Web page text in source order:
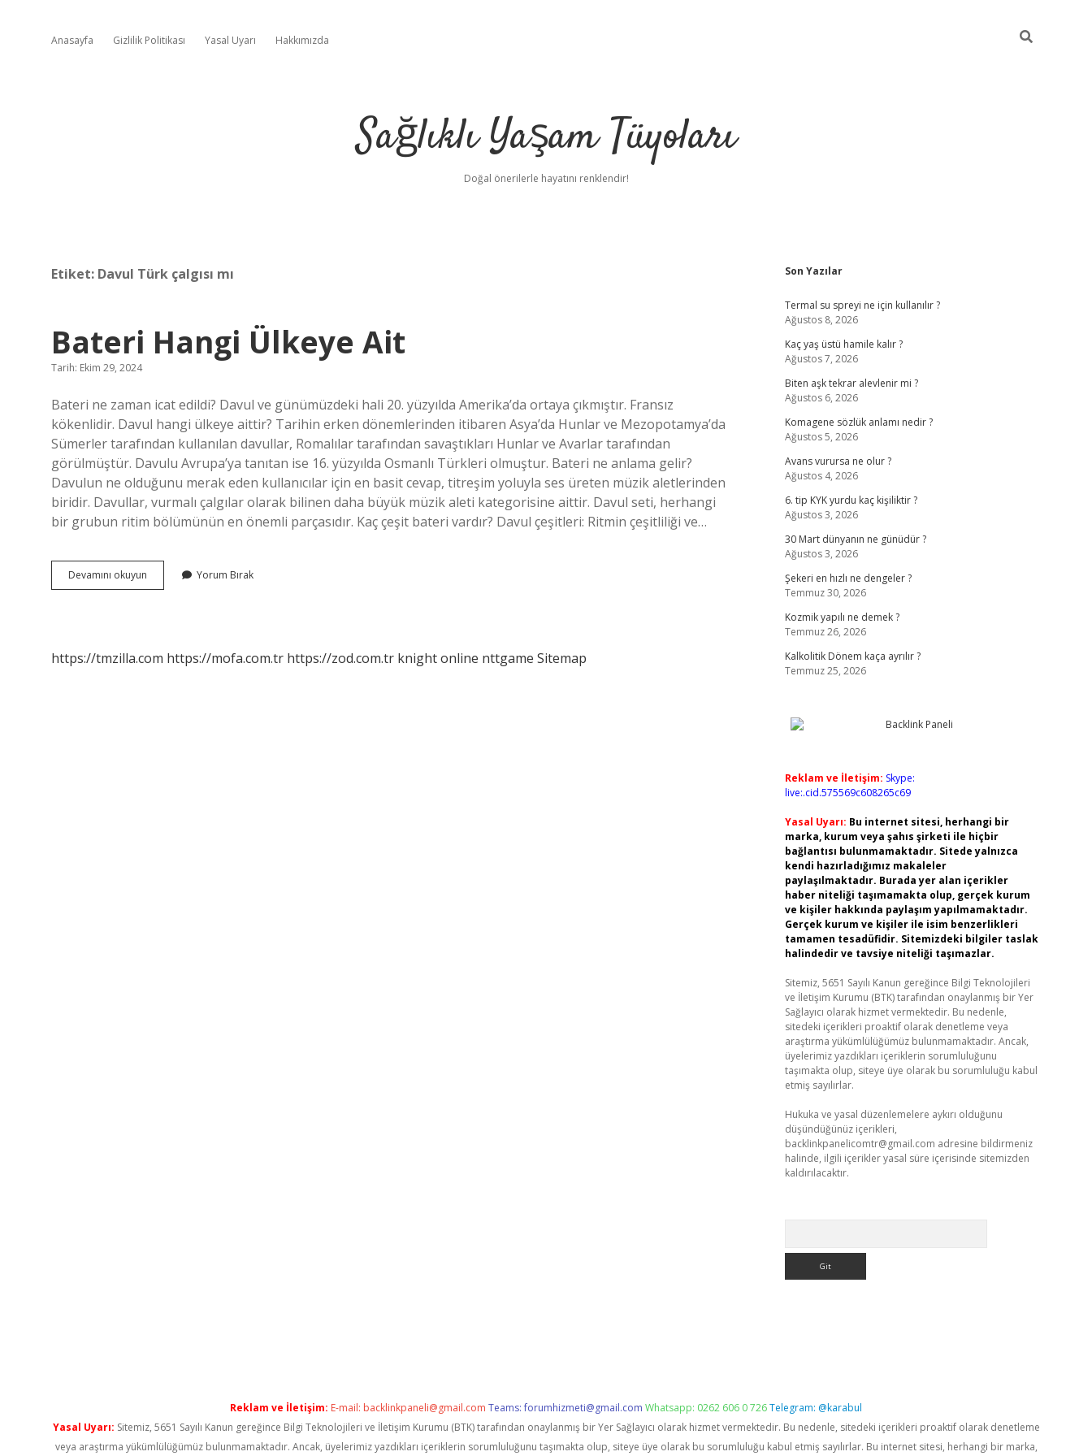
Anasayfa Gizlilik Politikası Yasal Uyarı Hakkımızda
Sağlıklı Yaşam Tüyoları
Doğal önerilerle hayatını renklendir!
Etiket: Davul Türk çalgısı mı
Bateri Hangi Ülkeye Ait
Tarih: Ekim 29, 2024
Bateri ne zaman icat edildi? Davul ve günümüzdeki hali 20. yüzyılda Amerika’da ortaya çıkmıştır. Fransız
kökenlidir. Davul hangi ülkeye aittir? Tarihin erken dönemlerinden itibaren Asya’da Hunlar ve Mezopotamya’da
Sümerler tarafından kullanılan davullar, Romalılar tarafından savaştıkları Hunlar ve Avarlar tarafından
görülmüştür. Davulu Avrupa’ya tanıtan ise 16. yüzyılda Osmanlı Türkleri olmuştur. Bateri ne anlama gelir?
Davulun ne olduğunu merak eden kullanıcılar için en basit cevap, titreşim yoluyla ses üreten müzik aletlerinden
biridir. Davullar, vurmalı çalgılar olarak bilinen daha büyük müzik aleti kategorisine aittir. Davul seti, herhangi
bir grubun ritim bölümünün en önemli parçasıdır. Kaç çeşit bateri vardır? Davul çeşitleri: Ritmin çeşitliliği ve…
Devamını okuyun
Hangi
Yorum Bırak
https://tmzilla.com https://mofa.com.tr https://zod.com.tr knight online nttgame Sitemap
Sidebar
Son Yazılar
Termal su spreyi ne için kullanılır ?
Ağustos 8, 2026
Kaç yaş üstü hamile kalır ?
Ağustos 7, 2026
Biten aşk tekrar alevlenir mi ?
Ağustos 6, 2026
Komagene sözlük anlamı nedir ?
Ağustos 5, 2026
Avans vurursa ne olur ?
Ağustos 4, 2026
6. tip KYK yurdu kaç kişiliktir ?
Ağustos 3, 2026
30 Mart dünyanın ne günüdür ?
Ağustos 3, 2026
Şekeri en hızlı ne dengeler ?
Temmuz 30, 2026
Kozmik yapılı ne demek ?
Temmuz 26, 2026
Kalkolitik Dönem kaça ayrılır ?
Temmuz 25, 2026
Reklam ve İletişim: Skype:
live:.cid.575569c608265c69
Yasal Uyarı: Bu internet sitesi, herhangi bir
marka, kurum veya şahıs şirketi ile hiçbir
bağlantısı bulunmamaktadır. Sitede yalnızca
kendi hazırladığımız makaleler
paylaşılmaktadır. Burada yer alan içerikler
haber niteliği taşımamakta olup, gerçek kurum
ve kişiler hakkında paylaşım yapılmamaktadır.
Gerçek kurum ve kişiler ile isim benzerlikleri
tamamen tesadüfidir. Sitemizdeki bilgiler taslak
halindedir ve tavsiye niteliği taşımazlar.
Sitemiz, 5651 Sayılı Kanun gereğince Bilgi Teknolojileri
ve İletişim Kurumu (BTK) tarafından onaylanmış bir Yer
Sağlayıcı olarak hizmet vermektedir. Bu nedenle,
sitedeki içerikleri proaktif olarak denetleme veya
araştırma yükümlülüğümüz bulunmamaktadır. Ancak,
üyelerimiz yazdıkları içeriklerin sorumluluğunu
taşımakta olup, siteye üye olarak bu sorumluluğu kabul
etmiş sayılırlar.
Hukuka ve yasal düzenlemelere aykırı olduğunu
düşündüğünüz içerikleri,
backlinkpanelicomtr@gmail.com adresine bildirmeniz
halinde, ilgili içerikler yasal süre içerisinde sitemizden
kaldırılacaktır.
Reklam ve İletişim: E-mail: backlinkpaneli@gmail.com Teams:forumhizmeti@gmail.com Whatsapp: 0262 606 0 726Telegram: @karabul
Yasal Uyarı: Sitemiz, 5651 Sayılı Kanun gereğince Bilgi Teknolojileri ve İletişim Kurumu (BTK) tarafından onaylanmış bir Yer Sağlayıcı olarak hizmet vermektedir. Bu nedenle, sitedeki içerikleri proaktif olarak denetleme
veya araştırma yükümlülüğümüz bulunmamaktadır. Ancak, üyelerimiz yazdıkları içeriklerin sorumluluğunu taşımakta olup, siteye üye olarak bu sorumluluğu kabul etmiş sayılırlar. Bu internet sitesi, herhangi bir marka,